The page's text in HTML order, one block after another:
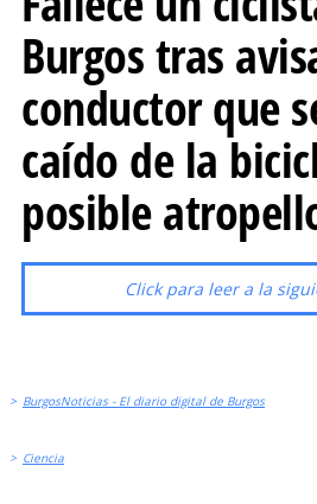
Burgos tras
conductor que
caído de la
posible
Click para leer a la
> BurgosNoticias - El diario digital de Burgos
> Ciencia